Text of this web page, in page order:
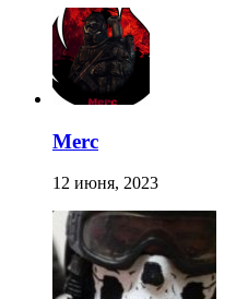
Merc
12 июня, 2023